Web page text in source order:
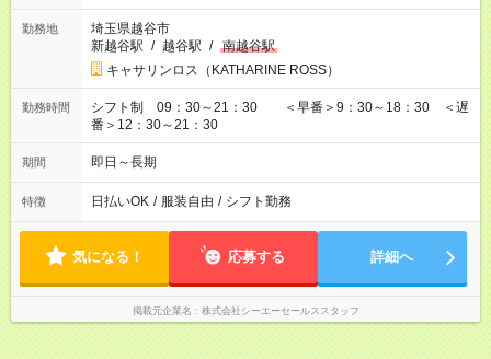
勤務地
埼玉県越谷市
新越谷駅 / 越谷駅 / 南越谷駅
キャサリンロス（KATHARINE ROSS）
勤務時間
シフト制 09：30～21：30 ＜早番＞9：30～18：30 ＜遅
番＞12：30～21：30
期間 即日～長期
特徴 日払いOK / 服装自由 / シフト勤務
気になる！ 応募する 詳細へ
掲載元企業名 株式会社シーエーセールススタッフ